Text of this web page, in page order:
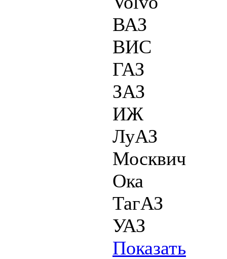
ВАЗ
ВИС
ГАЗ
ЗАЗ
ИЖ
ЛуАЗ
Москвич
Ока
ТагАЗ
УАЗ
Показать